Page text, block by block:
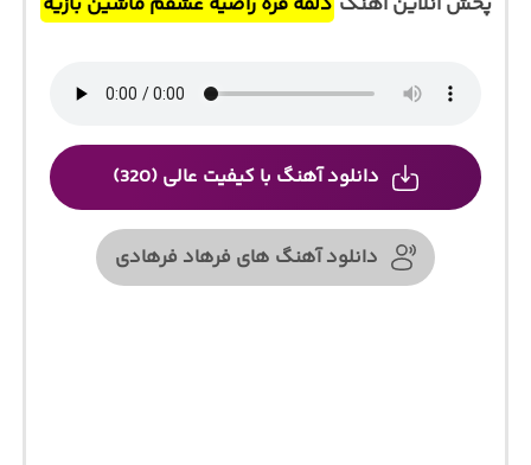
دانلود آهنگ با کیفیت عالی (320)
دانلود آهنگ های فرهاد فرهادی